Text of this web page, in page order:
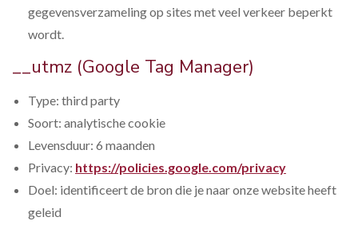
gegevensverzameling op sites met veel verkeer beperkt
wordt.
__utmz (Google Tag Manager)
Type: third party
Soort: analytische cookie
Levensduur: 6 maanden
Privacy: https://policies.google.com/privacy
Doel: identificeert de bron die je naar onze website heeft
geleid